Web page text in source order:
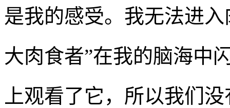
是我的感受。我无法进
大肉食者”在我的脑海中
上观看了它，所以我们